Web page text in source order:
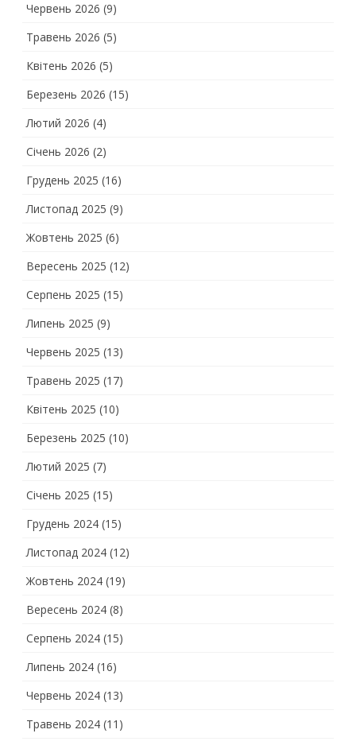
Червень 2026 (9)
Травень 2026 (5)
Квітень 2026 (5)
Березень 2026 (15)
Лютий 2026 (4)
Січень 2026 (2)
Грудень 2025 (16)
Листопад 2025 (9)
Жовтень 2025 (6)
Вересень 2025 (12)
Серпень 2025 (15)
Липень 2025 (9)
Червень 2025 (13)
Травень 2025 (17)
Квітень 2025 (10)
Березень 2025 (10)
Лютий 2025 (7)
Січень 2025 (15)
Грудень 2024 (15)
Листопад 2024 (12)
Жовтень 2024 (19)
Вересень 2024 (8)
Серпень 2024 (15)
Липень 2024 (16)
Червень 2024 (13)
Травень 2024 (11)